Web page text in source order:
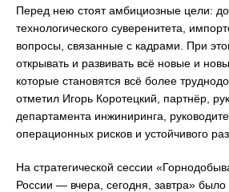
Перед нею стоят амбициозные цели:
технологического суверенитета,
вопросы, связанные с кадрами. При
открывать и развивать всё новые и
которые становятся всё более
отметил Игорь Коротецкий, партнёр,
департамента инжиниринга,
операционных рисков и устойчивого
На стратегической сессии
России — вчера, сегодня, завтра» было